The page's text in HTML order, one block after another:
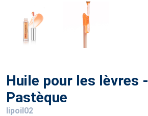
Huile pour les lèvres -
Pastèque
lipoil02